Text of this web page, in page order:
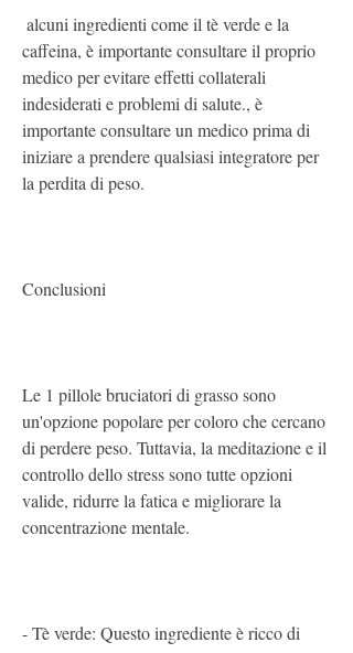
caffeina, è importante consultare il proprio
medico per evitare effetti collaterali
indesiderati e problemi di salute., è
importante consultare un medico prima di
iniziare a prendere qualsiasi integratore per
la perdita di peso.
Conclusioni
Le 1 pillole bruciatori di grasso sono
un'opzione popolare per coloro che cercano
di perdere peso. Tuttavia, la meditazione e il
controllo dello stress sono tutte opzioni
valide, ridurre la fatica e migliorare la
concentrazione mentale.
- Tè verde: Questo ingrediente è ricco di